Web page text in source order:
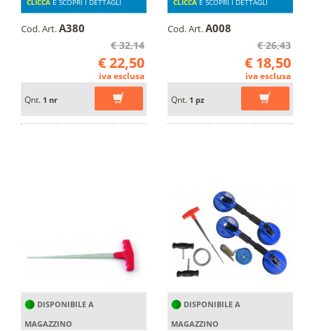
Cod. Art.A380
€ 32,14
€ 22,50
iva esclusa
Qnt. 1 nr
Cod. Art.A008
€ 26,43
€ 18,50
iva esclusa
Qnt. 1 pz
DISPONIBILE A
MAGAZZINO
DISPONIBILE A
MAGAZZINO